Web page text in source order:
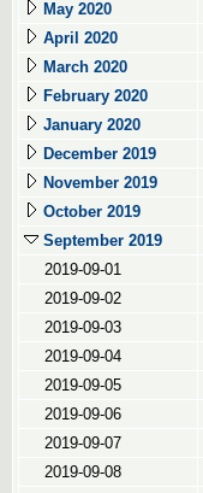
May 2020
April 2020
March 2020
February 2020
January 2020
December 2019
November 2019
October 2019
September 2019
2019-09-01
2019-09-02
2019-09-03
2019-09-04
2019-09-05
2019-09-06
2019-09-07
2019-09-08